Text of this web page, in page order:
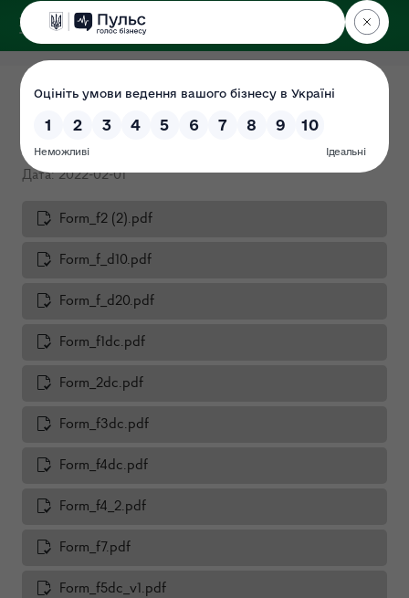
ДЕРЖЕКОІНСПЕКЦІЯ
Поліського округу
РІЧНА ФІНАНСОВА
ЗВІТНІСТЬ за 2022 рік
Дата: 2022-02-01
Form_f2 (2).pdf
Form_f_d10.pdf
Form_f_d20.pdf
Form_f1dc.pdf
Form_2dc.pdf
Form_f3dc.pdf
Form_f4dc.pdf
Form_f4_2.pdf
Form_f7.pdf
Form_f5dc_v1.pdf